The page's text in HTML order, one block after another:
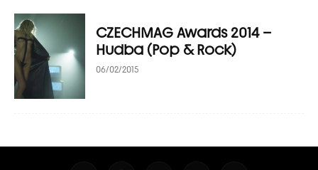
CZECHMAG Awards 2014 –
Hudba (Pop & Rock)
06/02/2015